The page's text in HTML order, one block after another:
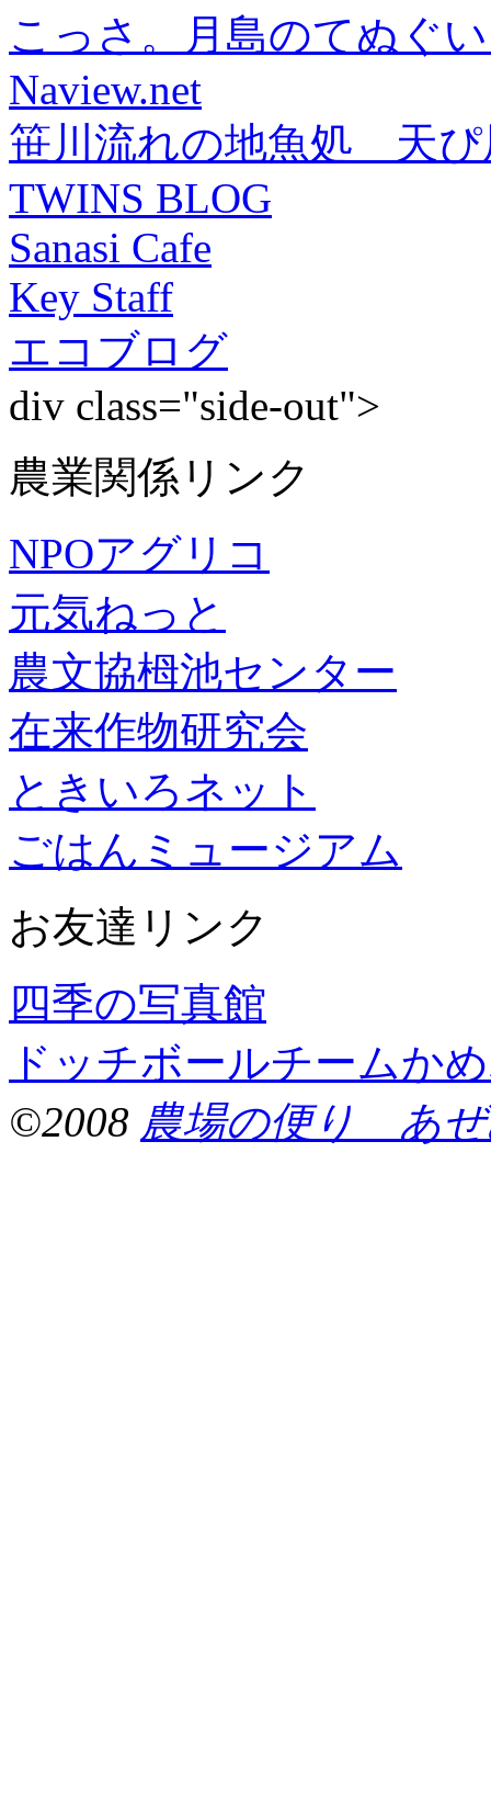
こっさ。月島のてぬぐ
Naview.net
笹川流れの地魚処 天ぴ
TWINS BLOG
Sanasi Cafe
Key Staff
エコブログ
div class="side-out">
農業関係リンク
NPOアグリコ
元気ねっと
農文協栂池センター
在来作物研究会
ときいろネット
ごはんミュージアム
お友達リンク
四季の写真館
ドッチボールチームか
©2008 農場の便り あぜ